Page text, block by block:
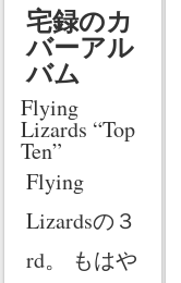
宅録のカ
バーアル
バム
Flying
Lizards “Top
Ten”
Flying
Lizardsの３
rd。 もはや